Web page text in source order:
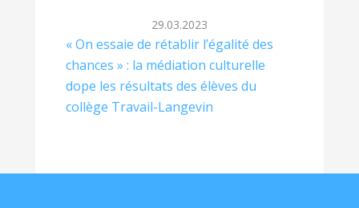
29.03.2023
« On essaie de rétablir l’égalité des
chances » : la médiation culturelle
dope les résultats des élèves du
collège Travail-Langevin